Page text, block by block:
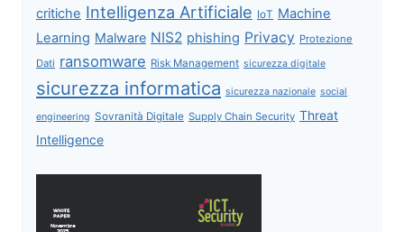
critiche Intelligenza Artificiale IoT Machine
Learning Malware NIS2 phishing Privacy Protezione
Dati ransomware Risk Management sicurezza digitale
sicurezza informatica sicurezza nazionale social
engineering Sovranità Digitale Supply Chain Security Threat
Intelligence